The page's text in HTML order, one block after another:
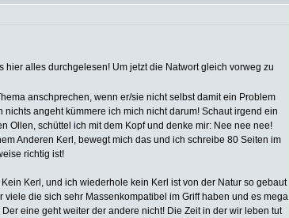
hier alles durchgelesen! Um jetzt die Natwort gleich vorweg zu
anschprechen, wenn er/sie nicht selbst damit ein Problem
angeht kümmere ich mich nicht darum! Schaut irgend ein
Ollen, schüttel ich mit dem Kopf und denke mir: Nee nee nee!
Anderen Kerl, bewegt mich das und ich schreibe 80 Seiten im
richtig ist!
Kerl, und ich wiederhole kein Kerl ist von der Natur so gebaut
die sich sehr Massenkompatibel im Griff haben und es mega
eine geht weiter der andere nicht! Die Zeit in der wir leben tut